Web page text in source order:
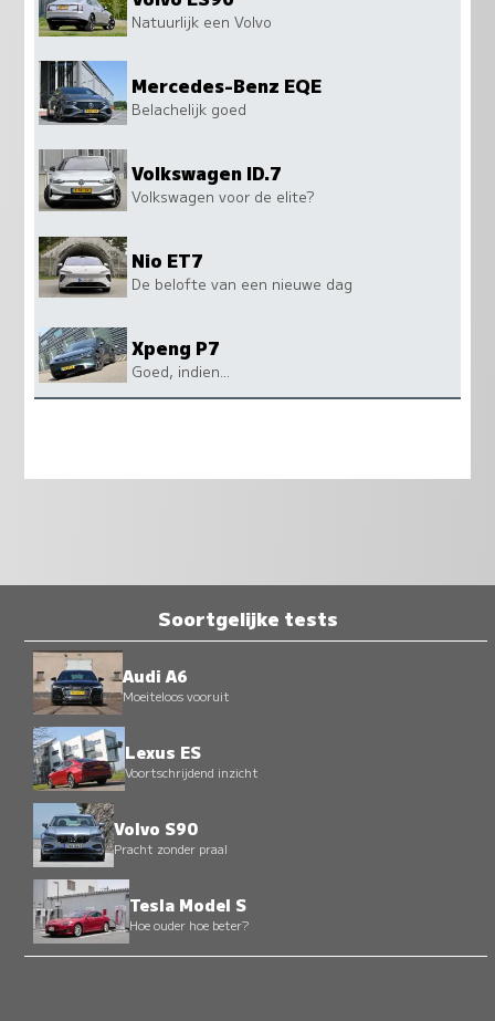
Natuurlijk een Volvo
Mercedes-Benz EQE
Belachelijk goed
Volkswagen ID.7
Volkswagen voor de elite?
Nio ET7
De belofte van een nieuwe dag
Xpeng P7
Goed, indien...
Soortgelijke tests
Audi A6
Moeiteloos vooruit
Lexus ES
Voortschrijdend inzicht
Volvo S90
Pracht zonder praal
Tesla Model S
Hoe ouder hoe beter?